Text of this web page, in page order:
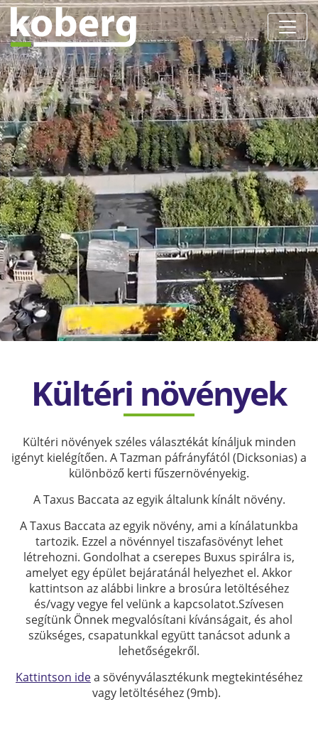
Kültéri növények
Kültéri növények széles választékát kínáljuk minden
igényt kielégítően. A Tazman páfrányfától (Dicksonias) a
különböző kerti fűszernövényekig.
A Taxus Baccata az egyik általunk kínált növény.
A Taxus Baccata az egyik növény, ami a kínálatunkba
tartozik. Ezzel a növénnyel tiszafasövényt lehet
létrehozni. Gondolhat a cserepes Buxus spirálra is,
amelyet egy épület bejáratánál helyezhet el. Akkor
kattintson az alábbi linkre a brosúra letöltéséhez
és/vagy vegye fel velünk a kapcsolatot.Szívesen
segítünk Önnek megvalósítani kívánságait, és ahol
szükséges, csapatunkkal együtt tanácsot adunk a
lehetőségekről.
Kattintson idea sövényválasztékunk megtekintéséhez
vagy letöltéséhez (9mb).